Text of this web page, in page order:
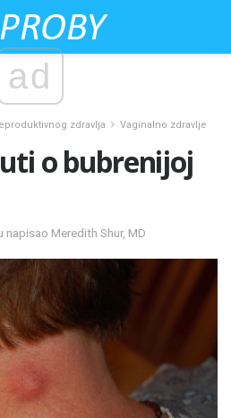
ad
zdravlja Vaginalno zdravlje
o bubrenijoj
napisao Meredith Shur, MD